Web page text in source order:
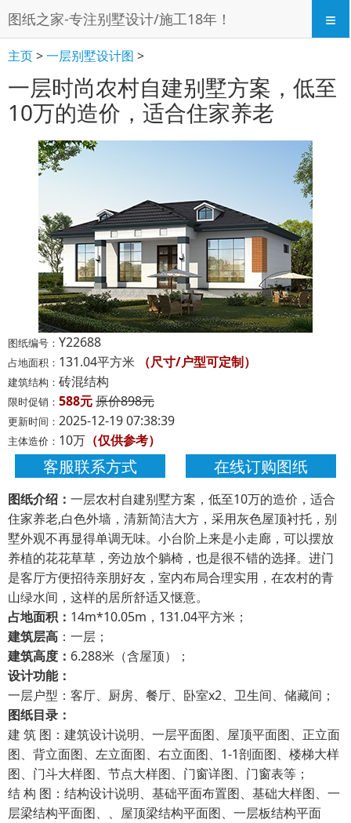
图纸之家-专注别墅设计/施工18年！ ≡
主页>一层别墅设计图 >
一层时尚农村自建别墅方案，低至
10万的造价，适合住家养老
图纸编号： Y22688
占地面积： 131.04平方米 （尺寸/户型可定制）
建筑结构： 砖混结构
限时促销： 588元原价898元
更新时间： 2025-12-19 07:38:39
主体造价： 10万 （仅供参考）
客服联系方式 在线订购图纸
图纸介绍： 一层农村自建别墅方案，低至10万的造价，适合
住家养老,白色外墙，清新简洁大方，采用灰色屋顶衬托，别
墅外观不再显得单调无味。小台阶上来是小走廊，可以摆放
养植的花花草草，旁边放个躺椅，也是很不错的选择。进门
是客厅方便招待亲朋好友，室内布局合理实用，在农村的青
山绿水间，这样的居所舒适又惬意。
占地面积： 14m*10.05m，131.04平方米；
建筑层高 ：一层；
建筑高度： 6.288米（含屋顶）；
设计功能：
一层户型：客厅、厨房、餐厅、卧室x2、卫生间、储藏间；
图纸目录：
建 筑 图：建筑设计说明、一层平面图、屋顶平面图、正立面
图、背立面图、左立面图、右立面图、1-1剖面图、楼梯大样
图、门斗大样图、节点大样图、门窗详图、门窗表等；
结 构 图：结构设计说明、基础平面布置图、基础大样图、一
层梁结构平面图、、屋顶梁结构平面图、一层板结构平面